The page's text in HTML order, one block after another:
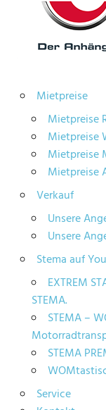
Mietpreise
Mietpreise
Mietpreise
Mietpreise
Mietpreise
Verkauf
Unsere
Unsere
Stema auf
EXTREM
STEMA.
STEMA –
STEMA
Service